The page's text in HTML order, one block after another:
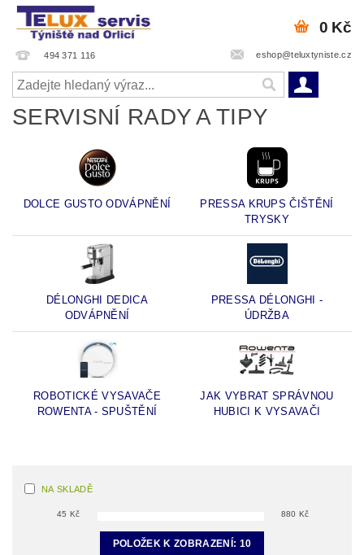
494 371 116 eshop@teluxtyniste.cz
0 Kč
SERVISNÍ RADY A TIPY
DOLCE GUSTO ODVÁPNĚNÍ
PRESSA KRUPS ČIŠTĚNÍ
TRYSKY
DÉLONGHI DEDICA
ODVÁPNĚNÍ
PRESSA DÉLONGHI -
ÚDRŽBA
ROBOTICKÉ VYSAVAČE
ROWENTA - SPUŠTĚNÍ
JAK VYBRAT SPRÁVNOU
HUBICI K VYSAVAČI
NA SKLADĚ
45 Kč 880 Kč
POLOŽEK K ZOBRAZENÍ: 10